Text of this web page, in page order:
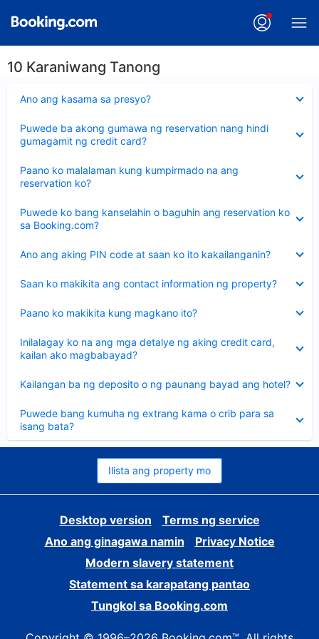
10 Karaniwang Tanong
Ano ang kasama sa presyo?
ang
Puwede ba akong gumawa ng reservation nang hindi
gumagamit ng credit card?
ang
sagot
Paano ko malalaman kung kumpirmado na ang
reservation ko?
ang
sagot
Puwede ko bang kanselahin o baguhin ang reservation ko
sa Booking.com?
ang
sagot
Ano ang aking PIN code at saan ko ito kakailanganin?
ang
Saan ko makikita ang contact information ng property?
ang
Paano ko makikita kung magkano ito?
ang
Inilalagay ko na ang mga detalye ng aking credit card,
kailan ako magbabayad?
ang
sagot
Kailangan ba ng deposito o ng paunang bayad ang hotel?
ang
Puwede bang kumuha ng extrang kama o crib para sa
isang bata?
ang
sagot
Ilista ang property mo
Desktop version
Terms ng service
Ano ang ginagawa namin
Privacy Notice
Modern slavery statement
Statement sa karapatang pantao
Tungkol sa Booking.com